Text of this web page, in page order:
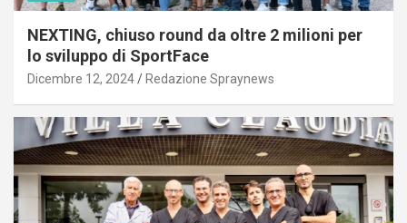
NEXTING, chiuso round da oltre 2 milioni per
lo sviluppo di SportFace
Dicembre 12, 2024 Redazione Spraynews